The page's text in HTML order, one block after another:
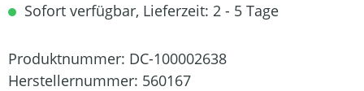
Sofort verfügbar, Lieferzeit: 2 - 5 Tage
Produktnummer: DC-100002638
Herstellernummer: 560167